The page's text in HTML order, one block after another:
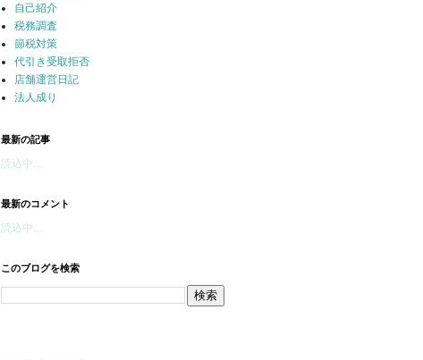
自己紹介
税務調査
節税対策
代引き受取拒否
店舗運営日記
法人成り
最新の記事
読込中...
最新のコメント
読込中...
このブログを検索